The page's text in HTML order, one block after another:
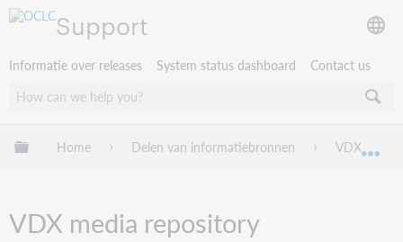
Support
Informatie over releases System status dashboard Contact us
Mondiale hiërarchie uitvouwen / samenvouwen
Home Delen van informatiebronnen VDX
VDX media repository